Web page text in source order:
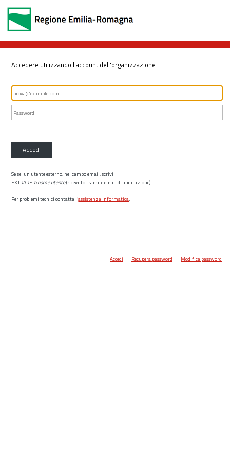
Accedere utilizzando l'account dell'organizzazione
Accedi
Se sei un utente esterno, nel campo email, scrivi
EXTRARER\nome utente(ricevuto tramite email di abilitazione)
Per problemi tecnici contatta l’assistenza informatica.
Accedi Recupera password Modifica password